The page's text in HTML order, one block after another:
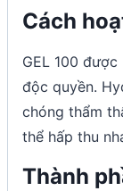
Cách
GEL 100
độc quyền.
chóng thẩm
thể hấp thu
Thành